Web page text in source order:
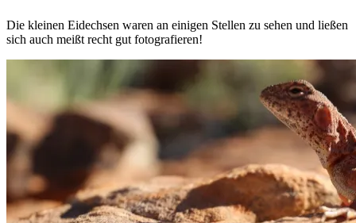
Die kleinen Eidechsen waren an einigen Stellen zu sehen und ließen
sich auch meißt recht gut fotografieren!